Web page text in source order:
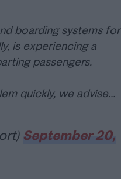
boarding systems for
is experiencing a
passengers.
quickly, we advise…
September 20,